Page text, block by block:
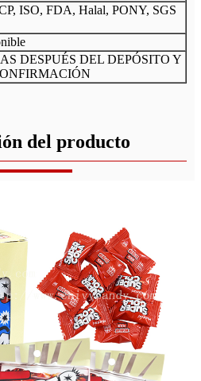
ISO, FDA, Halal, PONY, SGS
DESPUÉS DEL DEPÓSITO Y
del producto